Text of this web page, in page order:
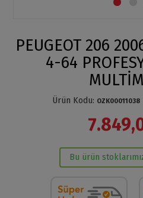
PEUGEOT 206
4-64
Ürün Kodu: OZK00011038
Bu ürün